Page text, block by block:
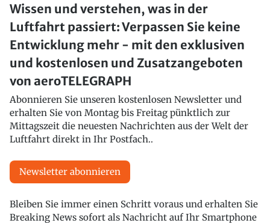
Wissen und verstehen, was in der
Luftfahrt passiert: Verpassen Sie keine
Entwicklung mehr - mit den exklusiven
und kostenlosen und Zusatzangeboten
von aeroTELEGRAPH
Abonnieren Sie unseren kostenlosen Newsletter und
erhalten Sie von Montag bis Freitag pünktlich zur
Mittagszeit die neuesten Nachrichten aus der Welt der
Luftfahrt direkt in Ihr Postfach..
Newsletter abonnieren
Bleiben Sie immer einen Schritt voraus und erhalten Sie
Breaking News sofort als Nachricht auf Ihr Smartphone